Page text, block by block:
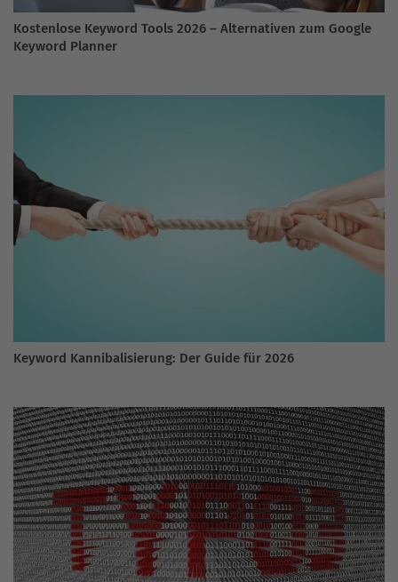
Kostenlose Keyword Tools 2026 – Alternativen zum Google
Keyword Planner
Keyword Kannibalisierung: Der Guide für 2026